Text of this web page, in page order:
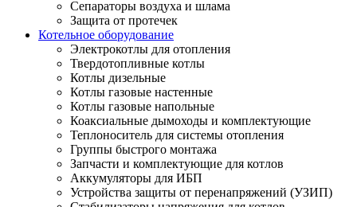
Сепараторы воздуха и шлама
Защита от протечек
Котельное оборудование
Электрокотлы для отопления
Твердотопливные котлы
Котлы дизельные
Котлы газовые настенные
Котлы газовые напольные
Коаксиальные дымоходы и комплектующие
Теплоноситель для системы отопления
Группы быстрого монтажа
Запчасти и комплектующие для котлов
Аккумуляторы для ИБП
Устройства защиты от перенапряжений (УЗИП)